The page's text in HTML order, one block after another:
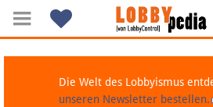
Die Welt des Lobbyismus
unseren Newsletter bestellen.